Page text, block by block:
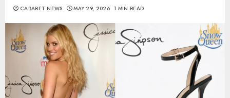
CABARET NEWS MAY 29, 2026 1 MIN READ